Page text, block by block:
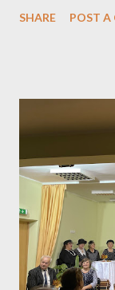
kūno raumenukus.
SHARE POST